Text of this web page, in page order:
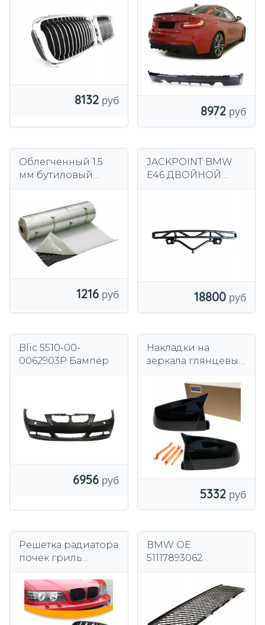
РЕШЕТКА ХРОМ
ЧЕРНЫЕ
СТОРОНЫ
8132
СПОЙЛЕР BMW
F22 F23
ГЛЯНЦЕВЫЙ
ЧЕРНЫЙ
8972
Облегченный 1.5
мм бутиловый
слипчивый
алюминиевый
звукоизоляционны
й коврик
1216
JACKPOINT BMW
E46 ДВОЙНОЙ
18800
Blic 5510-00-
0062903P Бампер
6956
Накладки на
зеркала глянцевые
E60 E61 LCI 2006-
2010 гг.
5332
Решетка радиатора
почек гриль
BMW X5 E53 99-03
перед подъемом
BMW OE
51117893062
центрального
бампера